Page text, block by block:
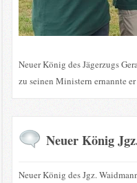
Neuer König des Jägerzugs
zu seinen Ministern ernannte er
Neuer König
Neuer König des Jgz.